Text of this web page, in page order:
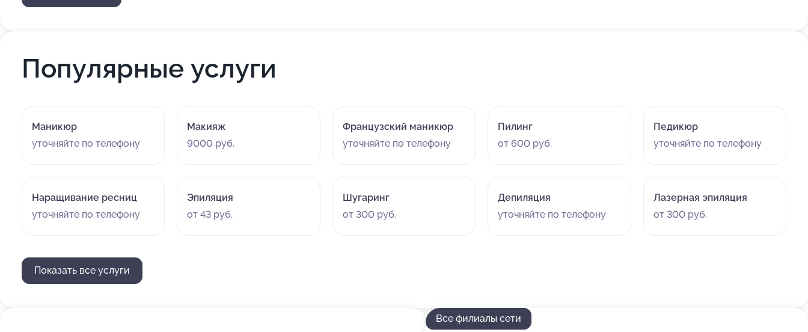
Популярные услуги
Маникюр
уточняйте по телефону
Макияж
9000 руб.
Французский маникюр
уточняйте по телефону
Пилинг
от 600 руб.
Педикюр
уточняйте по телефону
Наращивание ресниц
уточняйте по телефону
Эпиляция
от 43 руб.
Шугаринг
от 300 руб.
Депиляция
уточняйте по телефону
Лазерная эпиляция
от 300 руб.
Показать все услуги
Все филиалы сети